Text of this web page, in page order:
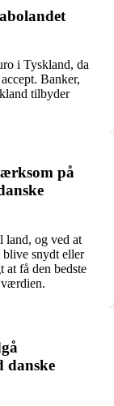
i Tyskland, da
Banker,
tilbyder
på
land, og ved at
snydt eller
at få den bedste
værdien.
danske